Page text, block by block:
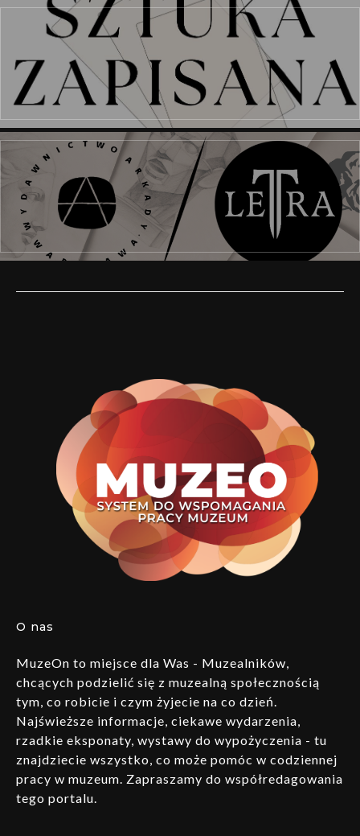
O nas
MuzeOn to miejsce dla Was - Muzealników,
chcących podzielić się z muzealną społecznością
tym, co robicie i czym żyjecie na co dzień.
Najświeższe informacje, ciekawe wydarzenia,
rzadkie eksponaty, wystawy do wypożyczenia - tu
znajdziecie wszystko, co może pomóc w codziennej
pracy w muzeum. Zapraszamy do współredagowania
tego portalu.